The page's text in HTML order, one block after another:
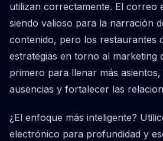
utilizan correctamente. El correo
siendo valioso para la narración
contenido, pero los restaurantes
estrategias en torno al marketing
primero para llenar más
ausencias y fortalecer las
¿El enfoque más inteligente?
electrónico para profundidad y